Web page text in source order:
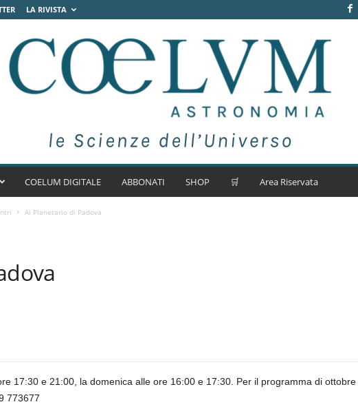
LA RIVISTA
COELUM DIGITALE ABBONATI SHOP 🛒 Area Riservata
Al Planetario di Padova
17:30 e 21:00, la domenica alle ore 16:00 e 17:30. Per il programma di ottobre
773677